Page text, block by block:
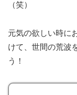
（笑）
元気の欲しい時に
けて、世間の荒波
う！